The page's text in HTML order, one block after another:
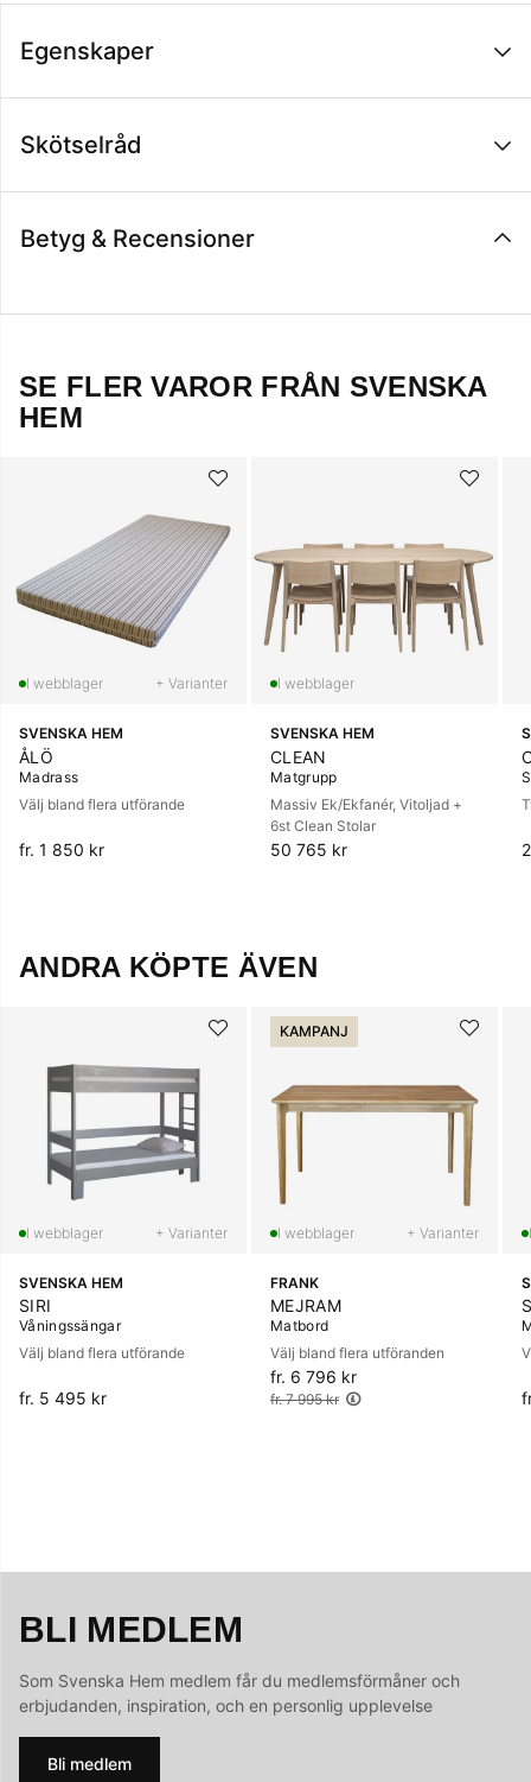
Egenskaper
Skötselråd
Betyg & Recensioner
SE FLER VAROR FRÅN SVENSKA
HEM
+ Varianter
SVENSKA HEM
ÅLÖ
Madrass
Välj bland flera utförande
fr. 1 850 kr
SVENSKA HEM
CLEAN
Matgrupp
Massiv Ek/Ekfanér, Vitoljad +
6st Clean Stolar
50 765 kr
ANDRA KÖPTE ÄVEN
+ Varianter
SVENSKA HEM
SIRI
Våningssängar
Välj bland flera utförande
fr. 5 495 kr
KAMPANJ
+ Varianter
FRANK
MEJRAM
Matbord
Välj bland flera utföranden
fr. 6 796 kr
Ordinarie pris:
fr. 7 995 kr
BLI MEDLEM
Som Svenska Hem medlem får du medlemsförmåner och
erbjudanden, inspiration, och en personlig upplevelse
Bli medlem